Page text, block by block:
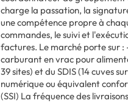
charge la passation, la
une compétence propre à
commandes, le suivi et
factures. Le marché porte sur
carburant en vrac pour
39 sites) et du SDIS (14 cuves
numérique ou équivalent
(SSI) La fréquence des